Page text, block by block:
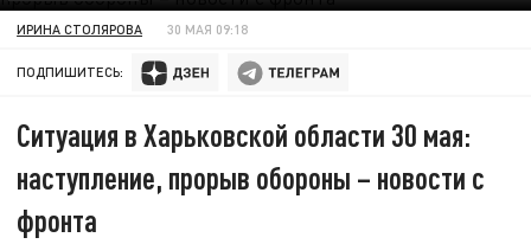
ИРИНА СТОЛЯРОВА 30 МАЯ 09:18
ПОДПИШИТЕСЬ:
Ситуация в Харьковской области 30 мая:
наступление, прорыв обороны – новости с
фронта